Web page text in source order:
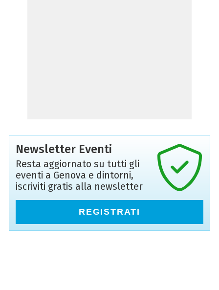
Newsletter Eventi
Resta aggiornato su tutti gli
eventi a Genova e dintorni,
iscriviti gratis alla newsletter
REGISTRATI